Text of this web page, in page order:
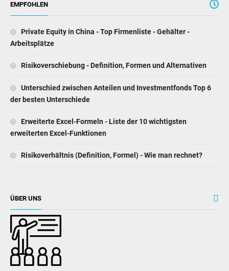
EMPFOHLEN
Private Equity in China - Top Firmenliste - Gehälter -
Arbeitsplätze
Risikoverschiebung - Definition, Formen und Alternativen
Unterschied zwischen Anteilen und Investmentfonds Top 6
der besten Unterschiede
Erweiterte Excel-Formeln - Liste der 10 wichtigsten
erweiterten Excel-Funktionen
Risikoverhältnis (Definition, Formel) - Wie man rechnet?
ÜBER UNS